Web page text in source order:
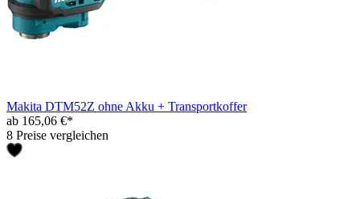
Makita DTM52Z ohne Akku + Transportkoffer
ab 165,06 €*
8 Preise vergleichen